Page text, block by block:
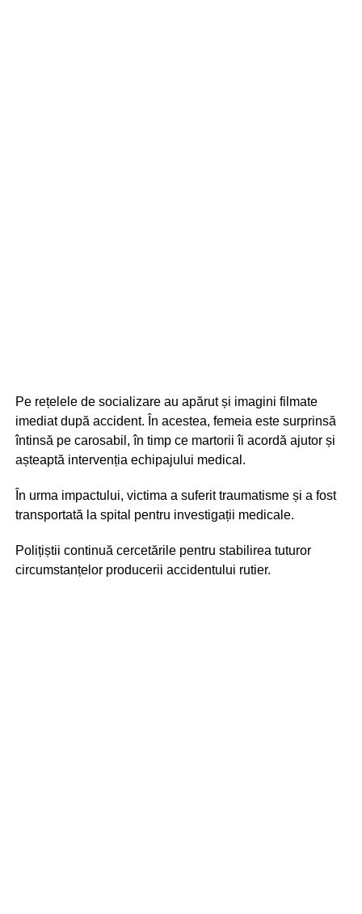
Pe rețelele de socializare au apărut și imagini filmate
imediat după accident. În acestea, femeia este surprinsă
întinsă pe carosabil, în timp ce martorii îi acordă ajutor și
așteaptă intervenția echipajului medical.
În urma impactului, victima a suferit traumatisme și a fost
transportată la spital pentru investigații medicale.
Polițiștii continuă cercetările pentru stabilirea tuturor
circumstanțelor producerii accidentului rutier.